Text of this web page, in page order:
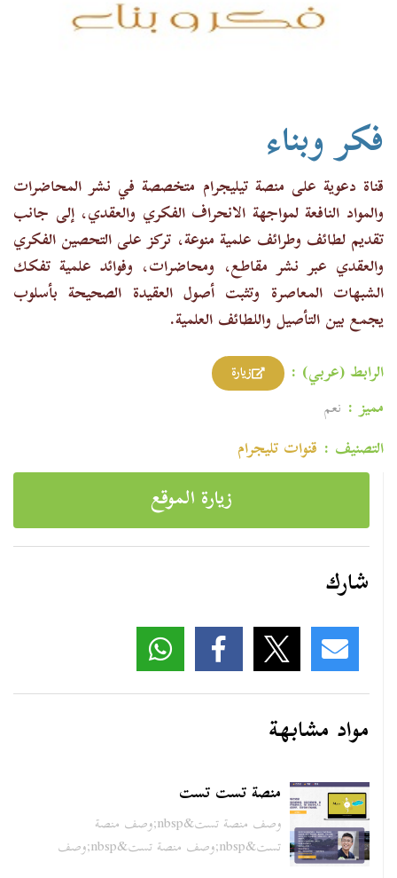
فكر وبناء
قناة دعوية على منصة تيليجرام متخصصة في نشر المحاضرات
والمواد النافعة لمواجهة الانحراف الفكري والعقدي، إلى جانب
تقديم لطائف وطرائف علمية منوعة، تركز على التحصين الفكري
والعقدي عبر نشر مقاطع، ومحاضرات، وفوائد علمية تفكك
الشبهات المعاصرة وتثبت أصول العقيدة الصحيحة بأسلوب
يجمع بين التأصيل واللطائف العلمية.
الرابط (عربي) :
زيارة
مميز : نعم
التصنيف : قنوات تليجرام
زيارة الموقع
شارك
مواد مشابهة
منصة تست تست
وصف منصة تست&nbsp;وصف منصة
تست&nbsp;وصف منصة تست&nbsp;وصف